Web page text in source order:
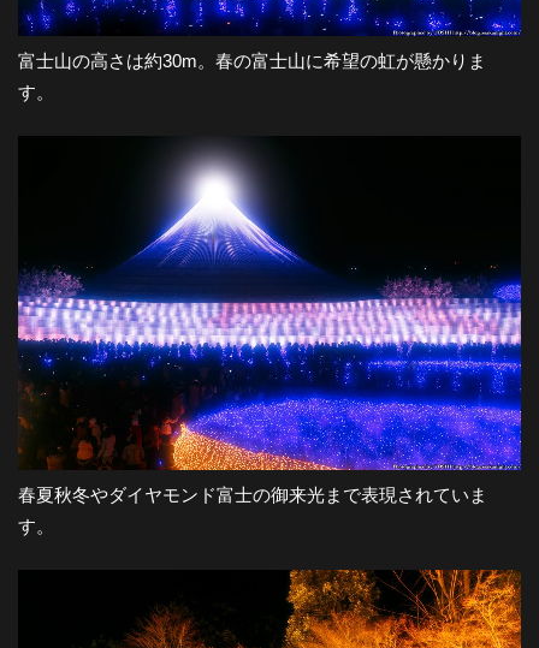
富士山の高さは約30m。春の富士山に希望の虹が懸かりま
す。
春夏秋冬やダイヤモンド富士の御来光まで表現されていま
す。